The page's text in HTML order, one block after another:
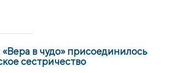
«Вера в чудо» присоединилось
сестричество